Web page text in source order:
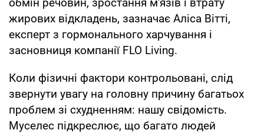
жирових відкладень, зазначає Аліса Вітті,
експерт з гормонального харчування і
засновниця компанії FLO Living.
Коли фізичні фактори контрольовані, слід
звернути увагу на головну причину багатьох
проблем зі схудненням: нашу свідомість.
Муселес підкреслює, що багато людей